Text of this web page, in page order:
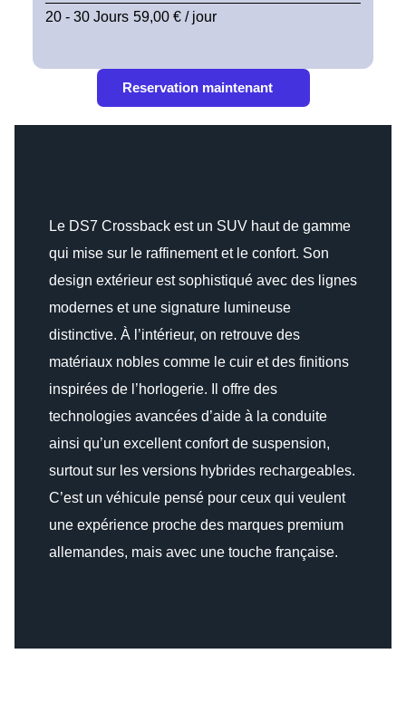
20 - 30 Jours 59,00 € / jour
Reservation maintenant
Le DS7 Crossback est un SUV haut de gamme
qui mise sur le raffinement et le confort. Son
design extérieur est sophistiqué avec des lignes
modernes et une signature lumineuse
distinctive. À l’intérieur, on retrouve des
matériaux nobles comme le cuir et des finitions
inspirées de l’horlogerie. Il offre des
technologies avancées d’aide à la conduite
ainsi qu’un excellent confort de suspension,
surtout sur les versions hybrides rechargeables.
C’est un véhicule pensé pour ceux qui veulent
une expérience proche des marques premium
allemandes, mais avec une touche française.